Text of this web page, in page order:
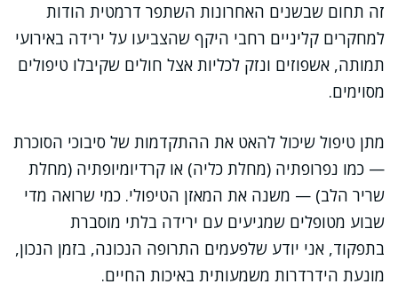
זה תחום שבשנים האחרונות השתפר דרמטית הודות
למחקרים קליניים רחבי היקף שהצביעו על ירידה באירועי
תמותה, אשפוזים ונזק לכליות אצל חולים שקיבלו טיפולים
מסוימים.
מתן טיפול שיכול להאט את ההתקדמות של סיבוכי הסוכרת
— כמו נפרופתיה (מחלת כליה) או קרדיומיופתיה (מחלת
שריר הלב) — משנה את המאזן הטיפולי. כמי שרואה מדי
שבוע מטופלים שמגיעים עם ירידה בלתי מוסברת
בתפקוד, אני יודע שלפעמים התרופה הנכונה, בזמן הנכון,
מונעת הידרדרות משמעותית באיכות החיים.